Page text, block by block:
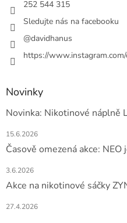
252 544 315
Sledujte nás na facebooku
@davidhanus
https://
Novinky
Novinka: Nikotinové náplně
15.6.2026
Časově omezená akce: NEO
3.6.2026
Akce na nikotinové sáčky
27.4.2026